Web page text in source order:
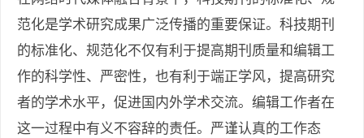
范化是学术研究成果广泛传播的重要保证。科技期刊
的标准化、规范化不仅有利于提高期刊质量和编辑工
作的科学性、严密性，也有利于端正学风，提高研究
者的学术水平，促进国内外学术交流。编辑工作者在
这一过程中有义不容辞的责任。严谨认真的工作态